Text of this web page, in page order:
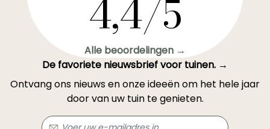
4,4/5
Alle beoordelingen →
De favoriete nieuwsbrief voor tuinen. →
Ontvang ons nieuws en onze ideeën om het hele jaar
door van uw tuin te genieten.